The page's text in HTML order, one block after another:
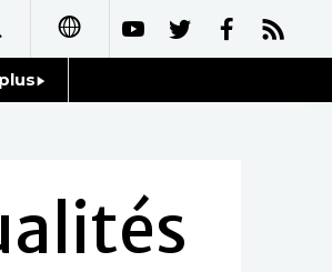
简体字
繁體字